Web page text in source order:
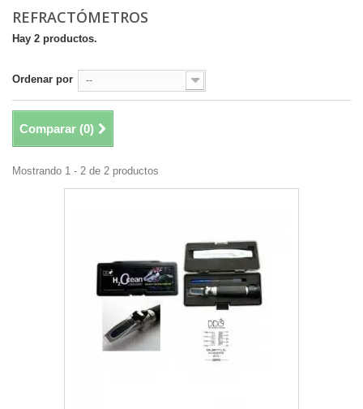
REFRACTÓMETROS
Hay 2 productos.
Ordenar por --
Comparar (0)
Mostrando 1 - 2 de 2 productos